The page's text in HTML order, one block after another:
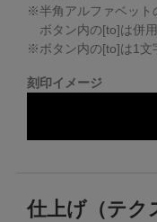
※半角アルファベット
ボタン内の[to]は併
※ボタン内の[to]は1文
刻印イメージ
仕上げ（テク